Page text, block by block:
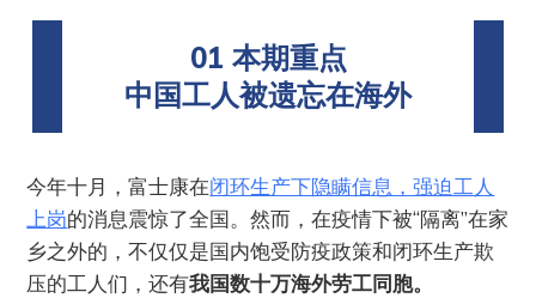
01 本期重点
中国工人被遗忘在海外
今年十月，富士康在闭环生产下隐瞒信息，强迫工人
上岗的消息震惊了全国。然而，在疫情下被“隔离”在家
乡之外的，不仅仅是国内饱受防疫政策和闭环生产欺
压的工人们，还有我国数十万海外劳工同胞。